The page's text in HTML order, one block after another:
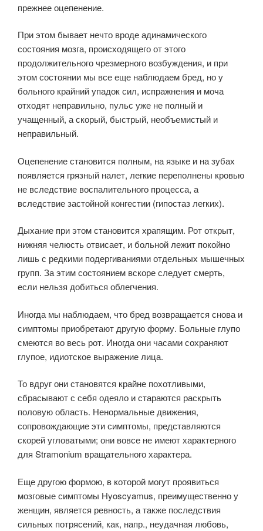
прежнее оцепенение.
При этом бывает нечто вроде адинамического
состояния мозга, происходящего от этого
продолжительного чрезмерного возбуждения, и при
этом состоянии мы все еще наблюдаем бред, но у
больного крайний упадок сил, испражнения и моча
отходят неправильно, пульс уже не полный и
учащенный, а скорый, быстрый, необъемистый и
неправильный.
Оцепенение становится полным, на языке и на зубах
появляется грязный налет, легкие переполнены кровью
не вследствие воспалительного процесса, а
вследствие застойной конгестии (гипостаз легких).
Дыхание при этом становится храпящим. Рот открыт,
нижняя челюсть отвисает, и больной лежит покойно
лишь с редкими подергиваниями отдельных мышечных
групп. За этим состоянием вскоре следует смерть,
если нельзя добиться облегчения.
Иногда мы наблюдаем, что бред возвращается снова и
симптомы приобретают другую форму. Больные глупо
смеются во весь рот. Иногда они часами сохраняют
глупое, идиотское выражение лица.
То вдруг они становятся крайне похотливыми,
сбрасывают с себя одеяло и стараются раскрыть
половую область. Ненормальные движения,
сопровождающие эти симптомы, представляются
скорей угловатыми; они вовсе не имеют характерного
для Stramonium вращательного характера.
Еще другою формою, в которой могут проявиться
мозговые симптомы Hyoscyamus, преимущественно у
женщин, является ревность, а также последствия
сильных потрясений, как, напр., неудачная любовь,